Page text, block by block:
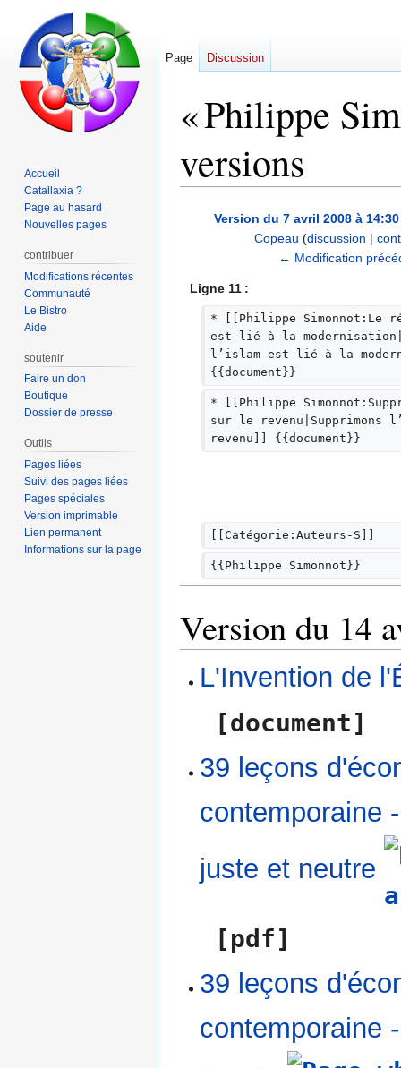
« Philippe
versions
Version du 7 avril 2008 à 14:30
Copeau (discussion |
c
i
c
t
s
← Modification
Ligne 11 :
* [[Philippe Simonnot:Le
est lié à la
l’islam est lié à la
{{document}}
* [[Philippe
sur le revenu|Supprimons
revenu]] {{document}}
[[Catégorie:Auteurs-S]]
{{Philippe Simonnot}}
Version du 14
L'Invention de
[document]
39 leçons
contemporaine
juste et neutre
[pdf]
39 leçons
contemporaine
Page Discussion
Accueil
Catallaxia ?
Page au hasard
Nouvelles pages
contribuer
Modifications récentes
Communauté
Le Bistro
Aide
soutenir
Faire un don
Boutique
Dossier de presse
Outils
Pages liées
Suivi des pages liées
Pages spéciales
Version imprimable
Lien permanent
Informations sur la page